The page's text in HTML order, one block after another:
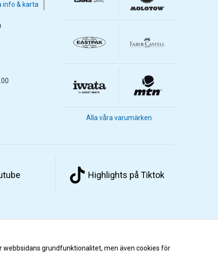
info & karta
Alla våra varumärken
Highlights på Tiktok
webbsidans grundfunktionalitet, men även cookies för